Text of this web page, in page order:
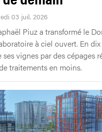
le vigneron
demain
03 juil. 2026
Piuz a transformé le
ses vignes par des cépages
traitements en moins.